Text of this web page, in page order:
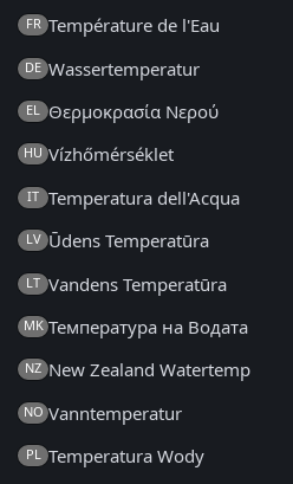
FR Température de l'Eau
DE Wassertemperatur
EL Θερμοκρασία Νερού
HU Vízhőmérséklet
IT Temperatura dell'Acqua
LV Ūdens Temperatūra
LT Vandens Temperatūra
MK Температура на Водата
NZ New Zealand Watertemp
NO Vanntemperatur
PL Temperatura Wody